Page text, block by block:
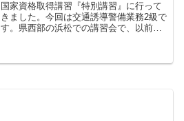
国家資格取得講習『特別講習』に行って
きました。今回は交通誘導警備業務2級で
す。県西部の浜松での講習会で、以前ま
が非常に寒かったです…）良い気候にも